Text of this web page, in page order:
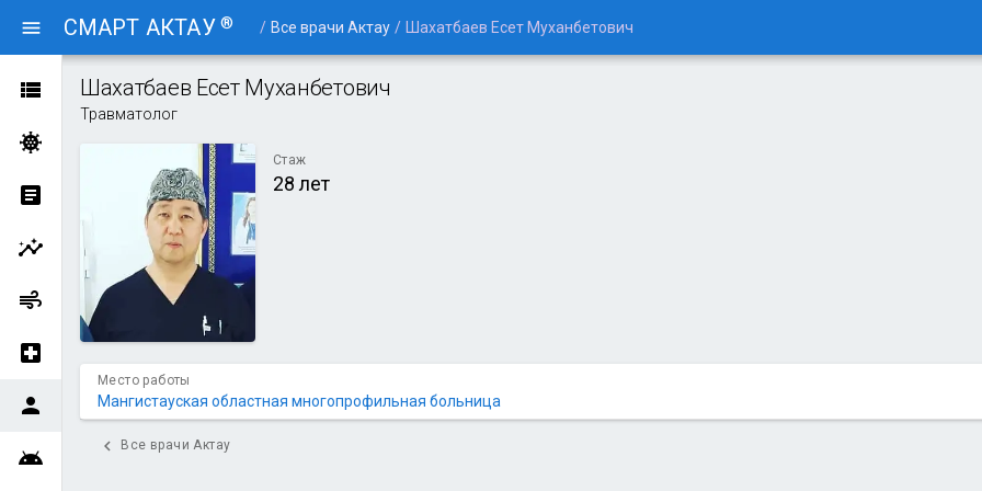
menu СМАРТ АКТАУ ® / Все врачи Актау / Шахатбаев Есет Муханбетович
view_list
coronavirus
article
insights
air
local_hospital
person
android
Шахатбаев Есет Муханбетович
Травматолог
Стаж
28 лет
Место работы
Мангистауская областная многопрофильная больница
chevron_left Все врачи Актау